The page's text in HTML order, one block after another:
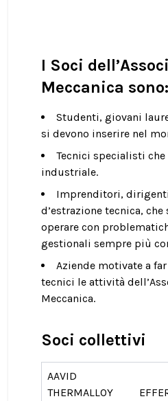
I Soci
Meccanica sono:
Studenti, giovani
si devono inserire nel
Tecnici specialisti che
industriale.
Imprenditori,
d’estrazione tecnica,
operare con
gestionali sempre più
Aziende motivate a
tecnici le attività
Meccanica.
Soci collettivi
AAVID
THERMALLOY